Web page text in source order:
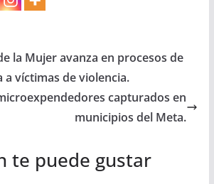
la Mujer avanza en procesos de
a víctimas de violencia.
capturados en
municipios del Meta.
te puede gustar